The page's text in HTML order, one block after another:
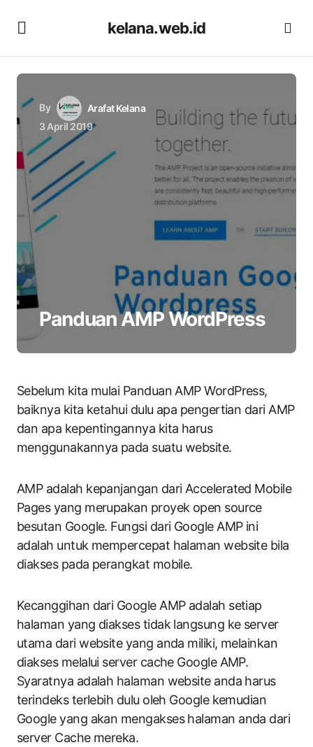
kelana.web.id
By
Arafat Kelana
3 April 2019
Panduan AMP WordPress
Sebelum kita mulai Panduan AMP WordPress,
baiknya kita ketahui dulu apa pengertian dari AMP
dan apa kepentingannya kita harus
menggunakannya pada suatu website.
AMP adalah kepanjangan dari Accelerated Mobile
Pages yang merupakan proyek open source
besutan Google. Fungsi dari Google AMP ini
adalah untuk mempercepat halaman website bila
diakses pada perangkat mobile.
Kecanggihan dari Google AMP adalah setiap
halaman yang diakses tidak langsung ke server
utama dari website yang anda miliki, melainkan
diakses melalui server cache Google AMP.
Syaratnya adalah halaman website anda harus
terindeks terlebih dulu oleh Google kemudian
Google yang akan mengakses halaman anda dari
server Cache mereka.